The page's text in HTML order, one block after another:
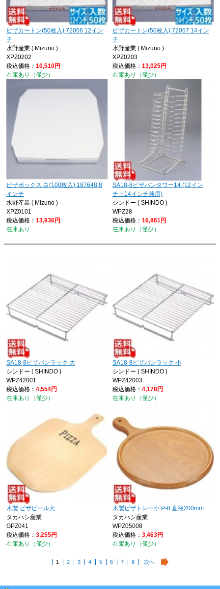
ピザカートン(50枚入) 72056 12イン
チ
水野産業 ( Mizuno )
XPZ0202
税込価格： 10,510円
在庫あり（僅少）
ピザカートン(50枚入) 72057 14イン
チ
水野産業 ( Mizuno )
XPZ0203
税込価格： 13,025円
在庫あり（僅少）
ピザボックス 白(100枚入) 187648 8
インチ
水野産業 ( Mizuno )
XPZ0101
税込価格： 13,936円
在庫あり
SA18-8ピザパンタワー14 (12イン
チ・14インチ兼用)
シンドー ( SHINDO )
WPZ28
税込価格： 16,861円
在庫あり（僅少）
SA18-8ピザパンラック 大
シンドー ( SHINDO )
WPZ42001
税込価格： 4,554円
在庫あり（僅少）
SA18-8ピザパンラック 小
シンドー ( SHINDO )
WPZ42003
税込価格： 4,178円
在庫あり（僅少）
木製 ピザピール大
タカハシ産業
GPZ041
税込価格： 3,255円
在庫あり（僅少）
木製ピザトレー小 P-8 直径200mm
タカハシ産業
WPZ05008
税込価格： 3,463円
在庫あり（僅少）
1 2 3 4 5 6 7 8 次へ